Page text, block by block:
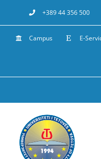
to
content
+389 44 356 500
Campus E-